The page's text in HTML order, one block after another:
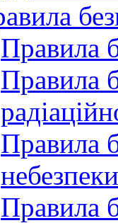
Правила
Правила
Правила
небезпеки
Правила